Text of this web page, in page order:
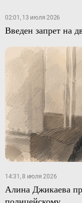
02:01, 13 июля 2026
Введен запрет на
14:31, 8 июля 2026
Алина Джикаева